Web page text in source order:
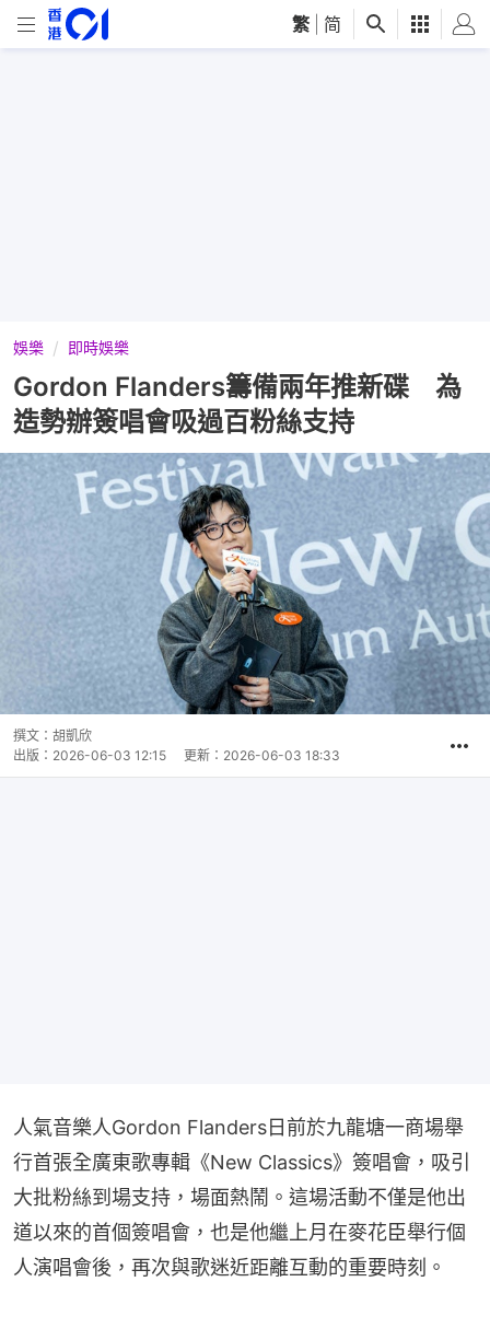
繁 简
娛樂 即時娛樂
Gordon Flanders籌備兩年推新碟 為
造勢辦簽唱會吸過百粉絲支持
撰文： 胡凱欣
出版： 2026-06-03 12:15 更新： 2026-06-03 18:33
人氣音樂人Gordon Flanders日前於九龍塘一商場舉
行首張全廣東歌專輯《New Classics》簽唱會，吸引
大批粉絲到場支持，場面熱鬧。這場活動不僅是他出
道以來的首個簽唱會，也是他繼上月在麥花臣舉行個
人演唱會後，再次與歌迷近距離互動的重要時刻。